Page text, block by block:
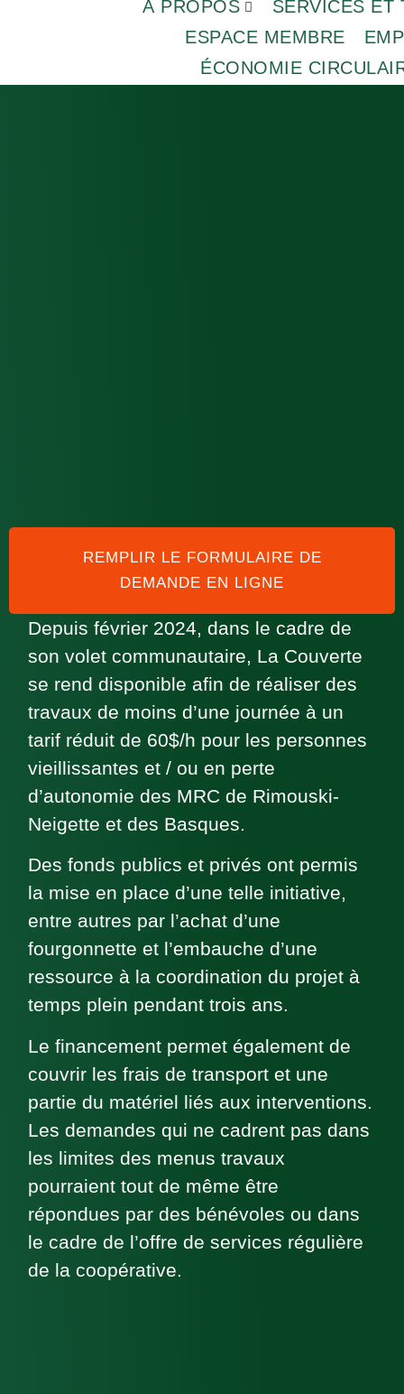
À PROPOS
SERVICES ET
ESPACE MEMBRE
ÉCONOMIE
REMPLIR LE FORMULAIRE DE
DEMANDE EN LIGNE
Depuis février 2024, dans le cadre de
son volet communautaire, La Couverte
se rend disponible afin de réaliser des
travaux de moins d’une journée à un
tarif réduit de 60$/h pour les personnes
vieillissantes et / ou en perte
d’autonomie des MRC de Rimouski-
Neigette et des Basques.
Des fonds publics et privés ont permis
la mise en place d’une telle initiative,
entre autres par l’achat d’une
fourgonnette et l’embauche d’une
ressource à la coordination du projet à
temps plein pendant trois ans.
Le financement permet également de
couvrir les frais de transport et une
partie du matériel liés aux interventions.
Les demandes qui ne cadrent pas dans
les limites des menus travaux
pourraient tout de même être
répondues par des bénévoles ou dans
le cadre de l’offre de services régulière
de la coopérative.